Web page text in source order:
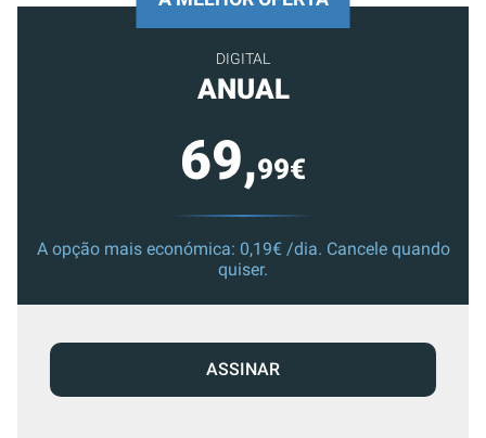
DIGITAL
ANUAL
69,99€
A opção mais económica: 0,19€ /dia. Cancele quando
quiser.
ASSINAR